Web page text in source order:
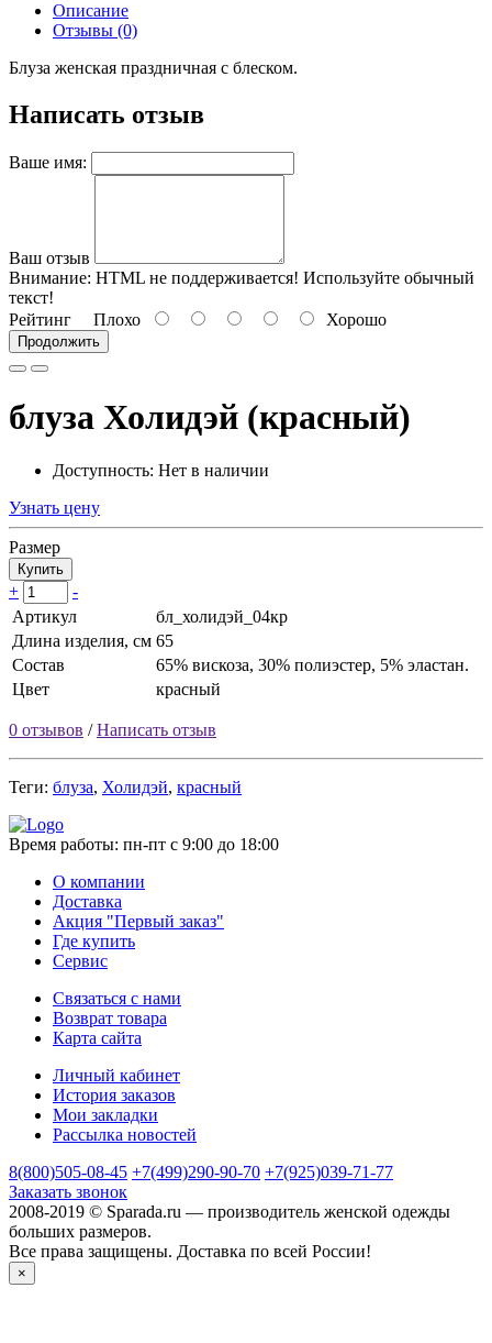
Описание
Отзывы (0)
Блуза женская праздничная с блеском.
Написать отзыв
Ваше имя:
Ваш отзыв
Внимание: HTML не поддерживается! Используйте обычный
текст!
Рейтинг Плохо Хорошо
Продолжить
блуза Холидэй (красный)
Доступность: Нет в наличии
Узнать цену
Размер
Купить
+
-
Артикул
бл_холидэй_04кр
Длина изделия, см 65
Состав
65% вискоза, 30% полиэстер, 5% эластан.
Цвет
красный
0 отзывов /Написать отзыв
Теги: блуза, Холидэй, красный
Время работы: пн-пт с 9:00 до 18:00
О компании
Доставка
Акция "Первый заказ"
Где купить
Сервис
Связаться с нами
Возврат товара
Карта сайта
Личный кабинет
История заказов
Мои закладки
Рассылка новостей
8(800)505-08-45 +7(499)290-90-70 +7(925)039-71-77
Заказать звонок
2008-2019 © Sparada.ru — производитель женской одежды
больших размеров.
Все права защищены. Доставка по всей России!
×